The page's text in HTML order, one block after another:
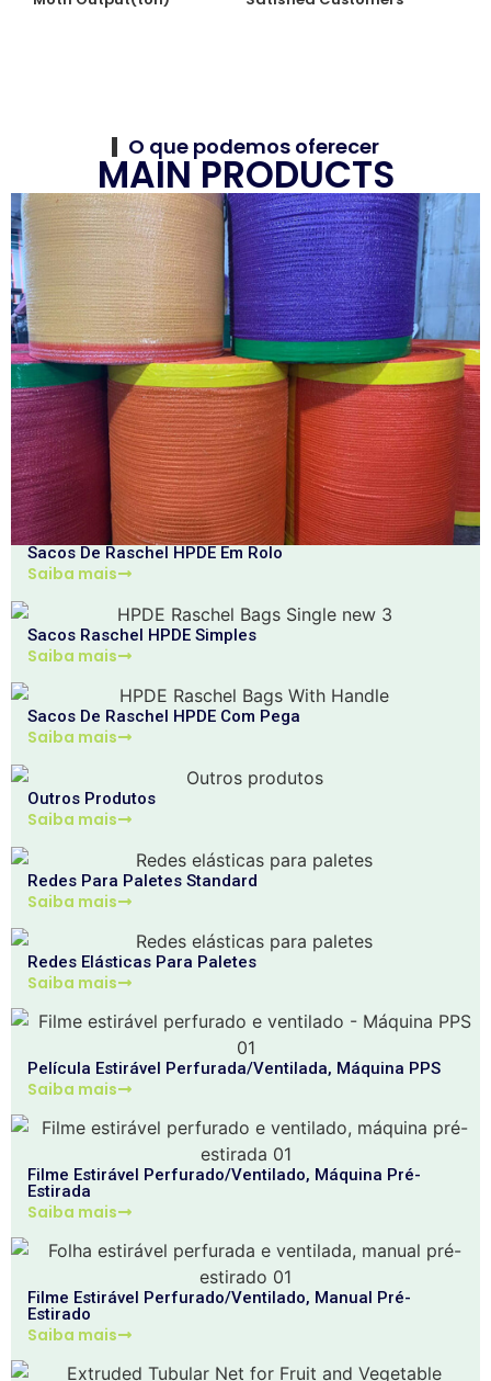
O que podemos oferecer
MAIN PRODUCTS
Sacos De Raschel HPDE Em Rolo
Saiba mais
Sacos Raschel HPDE Simples
Saiba mais
Sacos De Raschel HPDE Com Pega
Saiba mais
Outros Produtos
Saiba mais
Redes Para Paletes Standard
Saiba mais
Redes Elásticas Para Paletes
Saiba mais
Película Estirável Perfurada/ventilada, Máquina PPS
Saiba mais
Filme Estirável Perfurado/ventilado, Máquina Pré-
Estirada
Saiba mais
Filme Estirável Perfurado/ventilado, Manual Pré-
Estirado
Saiba mais